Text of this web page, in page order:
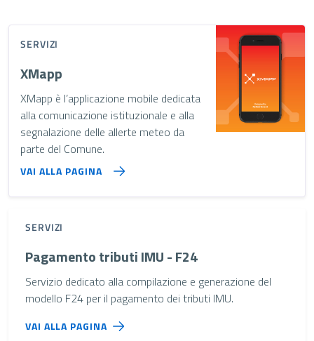
SERVIZI
XMapp
XMapp è l’applicazione mobile dedicata
alla comunicazione istituzionale e alla
segnalazione delle allerte meteo da
parte del Comune.
VAI ALLA PAGINA
SERVIZI
Pagamento tributi IMU - F24
Servizio dedicato alla compilazione e generazione del
modello F24 per il pagamento dei tributi IMU.
VAI ALLA PAGINA